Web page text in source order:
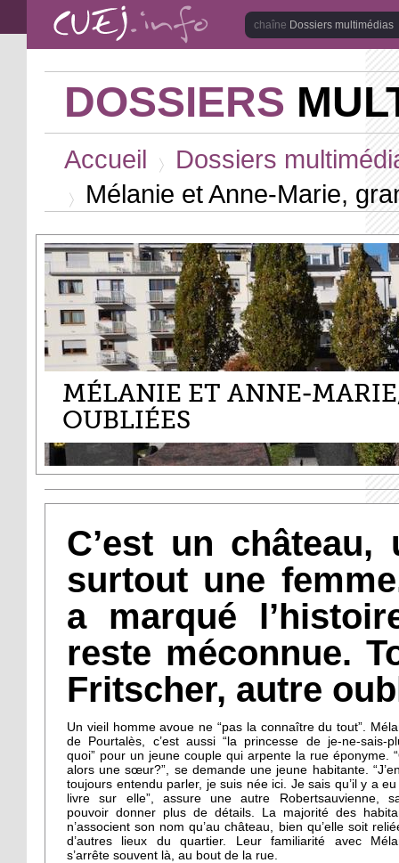
Aller au contenu principal
Dossiers multimédias
DOSSIERS
Accueil Dossiers
>
Mélanie et Anne-Marie,
MÉLANIE ET ANNE-
OUBLIÉES
C’est un
surtout une
a marqué
reste méconnue.
Fritscher, autre
Un vieil homme avoue ne “pas la connaître du tout”.
de Pourtalès, c’est aussi “la princesse de je-ne-sais-
quoi” pour un jeune couple qui arpente la rue éponyme.
alors une sœur?”, se demande une jeune habitante.
toujours entendu parler, je suis née ici. Je sais qu’il y a
livre sur elle”, assure une autre Robertsauvienne,
pouvoir donner plus de détails. La majorité des
n’associent son nom qu’au château, bien qu’elle soit
d’autres lieux du quartier. Leur familiarité avec
s’arrête souvent là, au bout de la rue.